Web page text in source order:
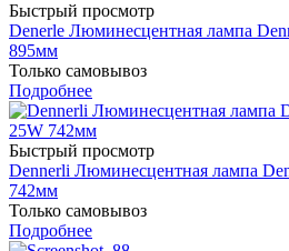
Быстрый просмотр
Denerle Люминесцентная лампа
895мм
Только самовывоз
Подробнее
Быстрый просмотр
Dennerli Люминесцентная лампа
742мм
Только самовывоз
Подробнее